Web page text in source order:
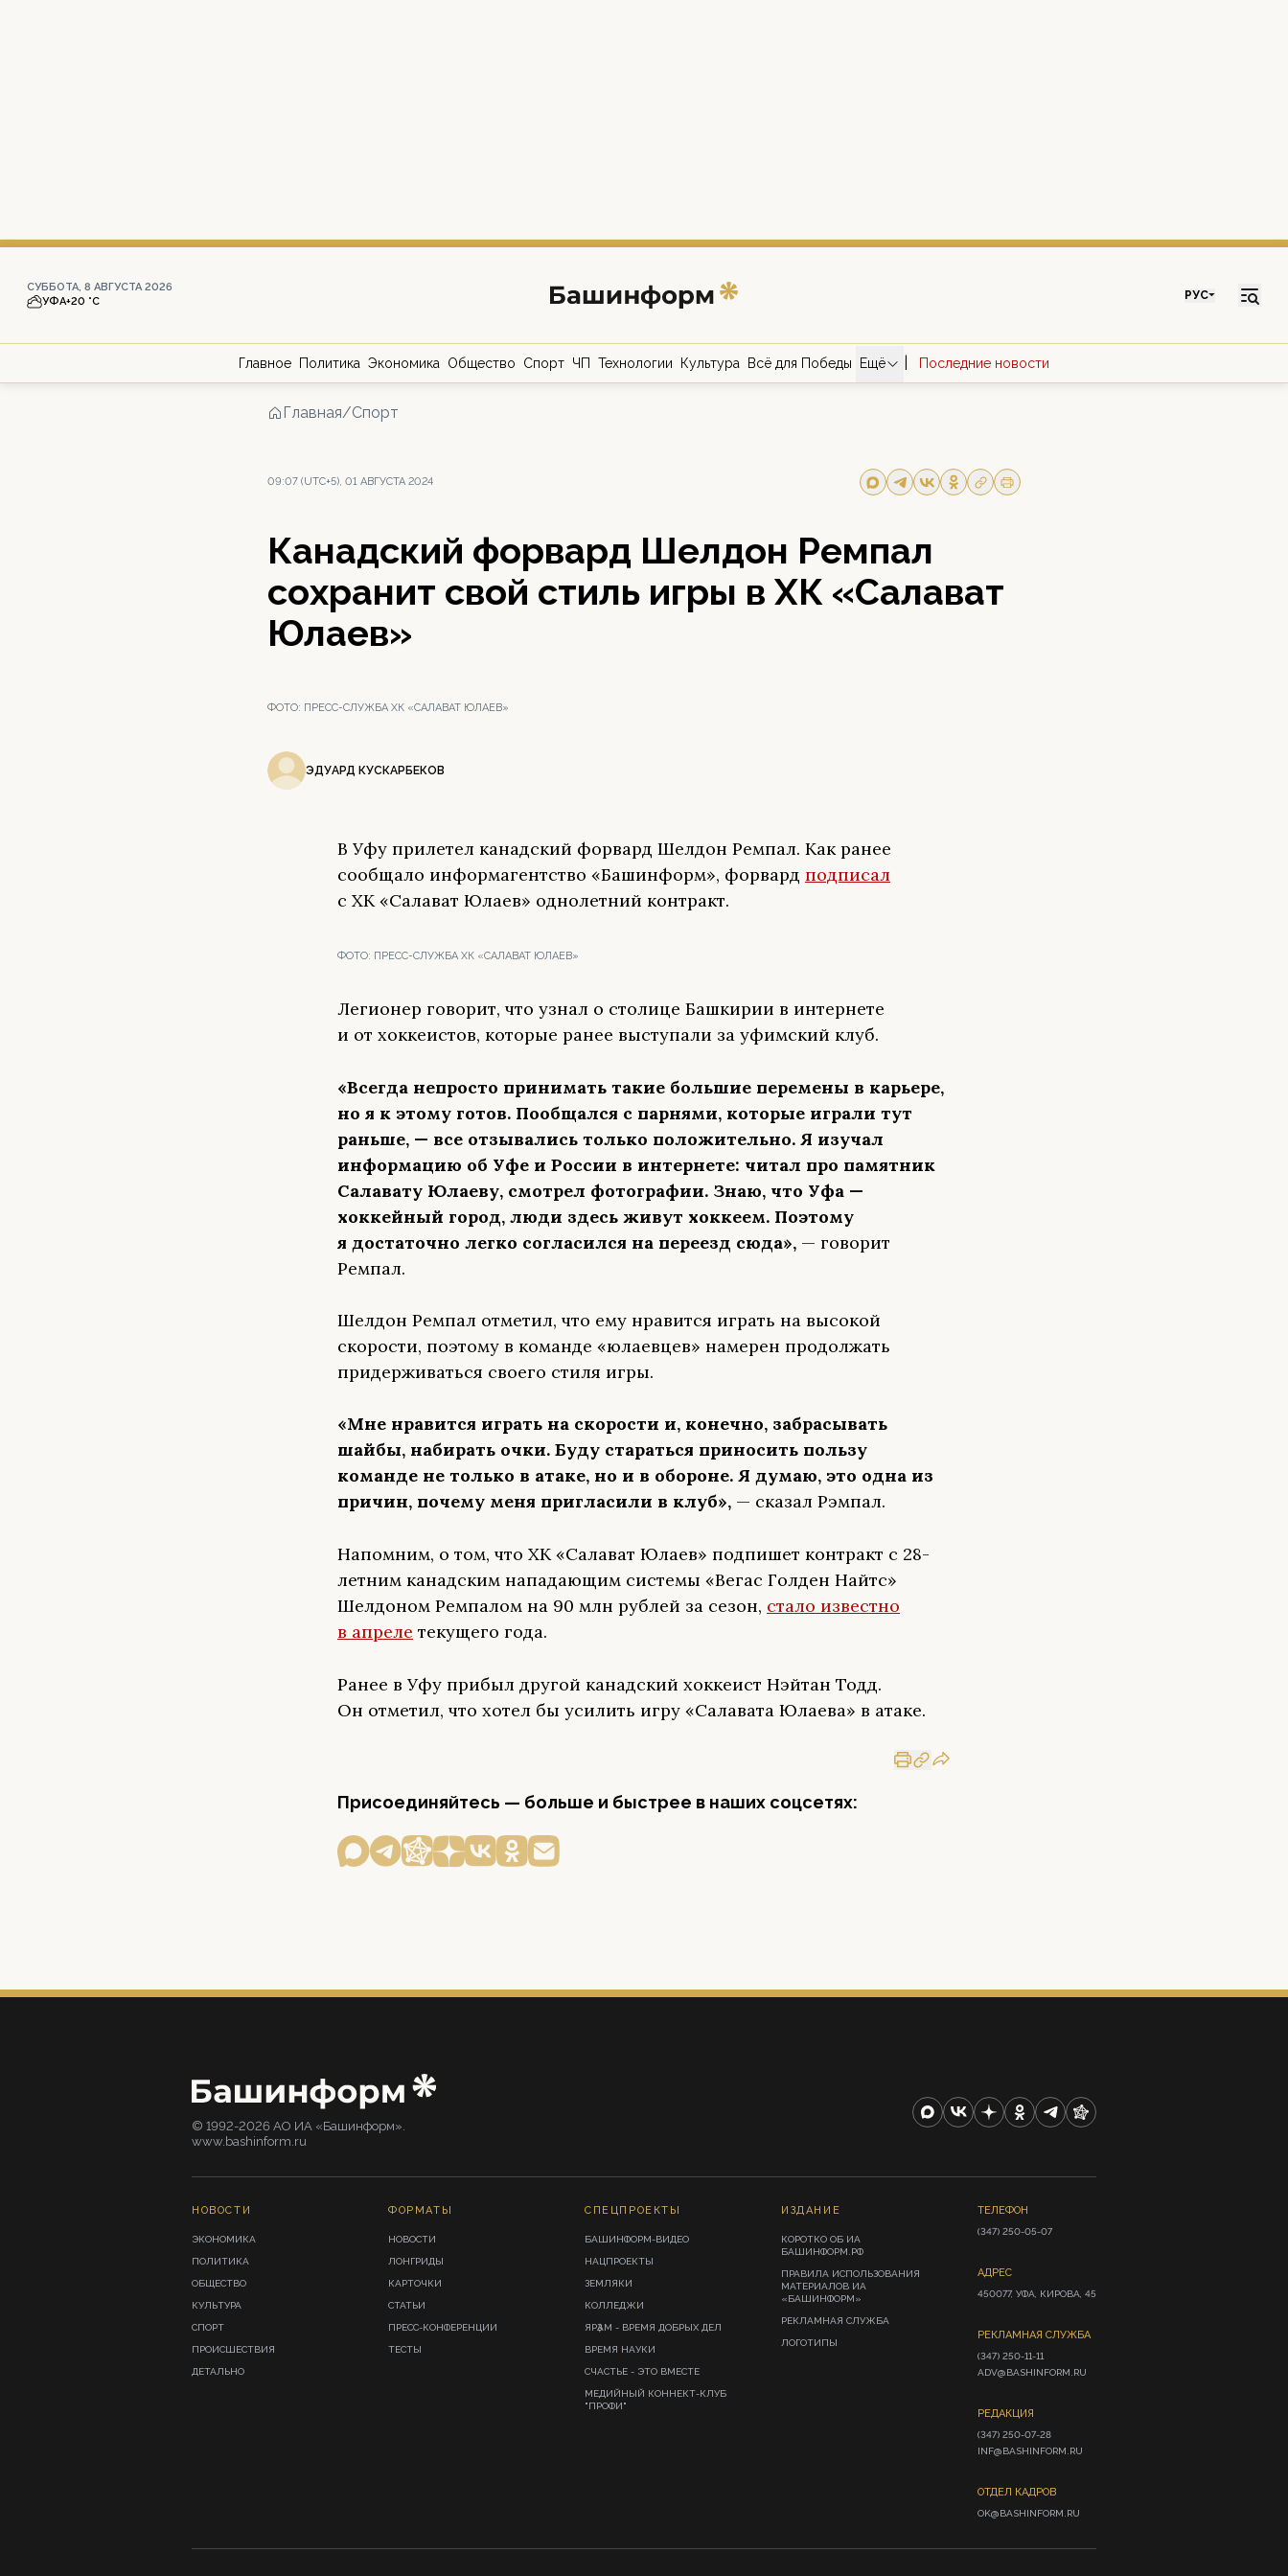
СУББОТА, 8 АВГУСТА 2026
УФА+20 °С РУС
Главное Политика Экономика Общество Спорт ЧП Технологии Культура Всё для Победы Ещё Последние новости
Главная/Спорт
09:07 (UTC+5), 01 АВГУСТА 2024
Канадский форвард Шелдон Ремпал
сохранит свой стиль игры в ХК «Салават
Юлаев»
ФОТО: ПРЕСС-СЛУЖБА ХК «САЛАВАТ ЮЛАЕВ»
ЭДУАРД КУСКАРБЕКОВ
В Уфу прилетел канадский форвард Шелдон Ремпал. Как ранее
сообщало информагентство «Башинформ», форвард подписал
с ХК «Салават Юлаев» однолетний контракт.
ФОТО: ПРЕСС-СЛУЖБА ХК «САЛАВАТ ЮЛАЕВ»
Легионер говорит, что узнал о столице Башкирии в интернете
и от хоккеистов, которые ранее выступали за уфимский клуб.
«Всегда непросто принимать такие большие перемены в карьере,
но я к этому готов. Пообщался с парнями, которые играли тут
раньше, — все отзывались только положительно. Я изучал
информацию об Уфе и России в интернете: читал про памятник
Салавату Юлаеву, смотрел фотографии. Знаю, что Уфа —
хоккейный город, люди здесь живут хоккеем. Поэтому
я достаточно легко согласился на переезд сюда», — говорит
Ремпал.
Шелдон Ремпал отметил, что ему нравится играть на высокой
скорости, поэтому в команде «юлаевцев» намерен продолжать
придерживаться своего стиля игры.
«Мне нравится играть на скорости и, конечно, забрасывать
шайбы, набирать очки. Буду стараться приносить пользу
команде не только в атаке, но и в обороне. Я думаю, это одна из
причин, почему меня пригласили в клуб», — сказал Рэмпал.
Напомним, о том, что ХК «Салават Юлаев» подпишет контракт с 28-
летним канадским нападающим системы «Вегас Голден Найтс»
Шелдоном Ремпалом на 90 млн рублей за сезон, стало известно
в апреле текущего года.
Ранее в Уфу прибыл другой канадский хоккеист Нэйтан Тодд.
Он отметил, что хотел бы усилить игру «Салавата Юлаева» в атаке.
Присоединяйтесь — больше и быстрее в наших соцсетях:
© 1992-2026 АО ИА «Башинформ».
www.bashinform.ru
НОВОСТИ
ЭКОНОМИКА
ПОЛИТИКА
ОБЩЕСТВО
КУЛЬТУРА
СПОРТ
ПРОИСШЕСТВИЯ
ДЕТАЛЬНО
ФОРМАТЫ
НОВОСТИ
ЛОНГРИДЫ
КАРТОЧКИ
СТАТЬИ
ПРЕСС-КОНФЕРЕНЦИИ
ТЕСТЫ
СПЕЦПРОЕКТЫ
БАШИНФОРМ-ВИДЕО
НАЦПРОЕКТЫ
ЗЕМЛЯКИ
КОЛЛЕДЖИ
ЯРҘАМ - ВРЕМЯ ДОБРЫХ ДЕЛ
ВРЕМЯ НАУКИ
СЧАСТЬЕ - ЭТО ВМЕСТЕ
МЕДИЙНЫЙ КОННЕКТ-КЛУБ
"ПРОФИ"
ИЗДАНИЕ
КОРОТКО ОБ ИА
БАШИНФОРМ.РФ
ПРАВИЛА ИСПОЛЬЗОВАНИЯ
МАТЕРИАЛОВ ИА
«БАШИНФОРМ»
РЕКЛАМНАЯ СЛУЖБА
ЛОГОТИПЫ
ТЕЛЕФОН
(347) 250-05-07
АДРЕС
450077, УФА, КИРОВА, 45
РЕКЛАМНАЯ СЛУЖБА
(347) 250-11-11
ADV@BASHINFORM.RU
РЕДАКЦИЯ
(347) 250-07-28
INF@BASHINFORM.RU
ОТДЕЛ КАДРОВ
OK@BASHINFORM.RU